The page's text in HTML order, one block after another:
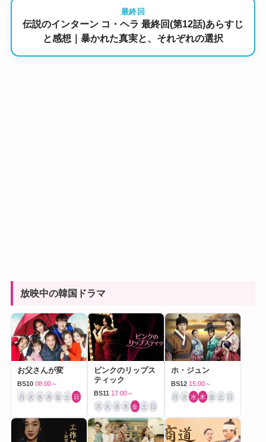
最終回
伝説のインターン コ・ヘラ 最終回(第12話)あらすじ
と感想｜暴かれた真実と、それぞれの選択
放映中の韓国ドラマ
お父さんが変
BS10 08:00～
月 火 水 木 金 土 日
ピンクのリップス
ティック
BS11 17:00～
月 火 水 木 金 土 日
ホ・ジュン
BS12 15:00～
月 火 水 木 金 土 日